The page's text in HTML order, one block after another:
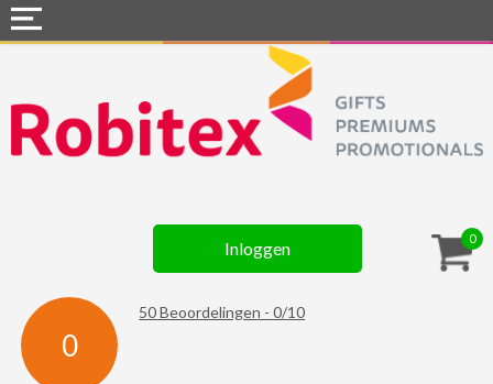
0
Inloggen
0
50Beoordelingen -0/10
Webshops
Snel naar »
Assortiment
Contact